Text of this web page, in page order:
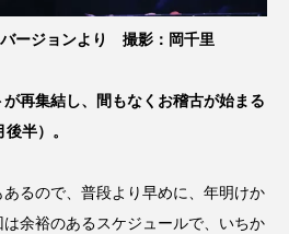
ージョンより 撮影：岡千里
再集結し、間もなくお稽古が始まる
半）。
るので、普段より早めに、年明けか
余裕のあるスケジュールで、いちか